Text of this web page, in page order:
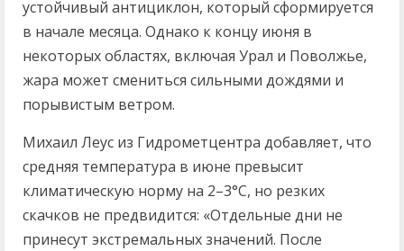
устойчивый антициклон, который сформируется
в начале месяца. Однако к концу июня в
некоторых областях, включая Урал и Поволжье,
жара может смениться сильными дождями и
порывистым ветром.
Михаил Леус из Гидрометцентра добавляет, что
средняя температура в июне превысит
климатическую норму на 2–3°C, но резких
скачков не предвидится: «Отдельные дни не
принесут экстремальных значений. После